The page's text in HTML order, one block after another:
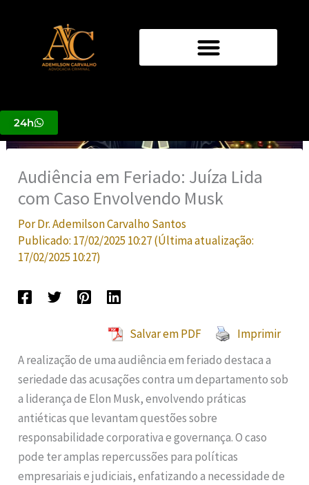
conteúdo
24h
Audiência em Feriado: Juíza Lida
com Caso Envolvendo Musk
PorDr. Ademilson Carvalho Santos
Publicado: 17/02/2025 10:27(Última atualização:
17/02/2025 10:27)
Salvar em PDF
Imprimir
A realização de uma audiência em feriado destaca a
seriedade das acusações contra um departamento sob
a liderança de Elon Musk, envolvendo práticas
antiéticas que levantam questões sobre
responsabilidade corporativa e governança. O caso
pode ter amplas repercussões para políticas
empresariais e judiciais, enfatizando a necessidade de